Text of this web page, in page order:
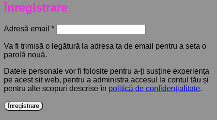
Înregistrare
Adresă email *Obligatoriu
Va fi trimisă o legătură la adresa ta de email pentru a seta o
parolă nouă.
Datele personale vor fi folosite pentru a-ți susține experiența
pe acest sit web, pentru a administra accesul la contul tău și
pentru alte scopuri descrise în politică de confidențialitate.
Înregistrare